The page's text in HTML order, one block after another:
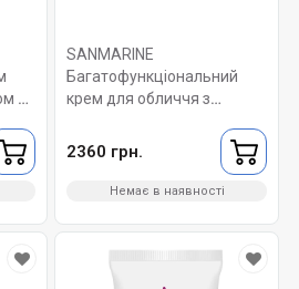
С.
SANMARINE
Багатофункціональний
крем для обличчя з
Soothing&repair centella
multi effect cream 50 мл.
2360 грн.
Немає в наявності